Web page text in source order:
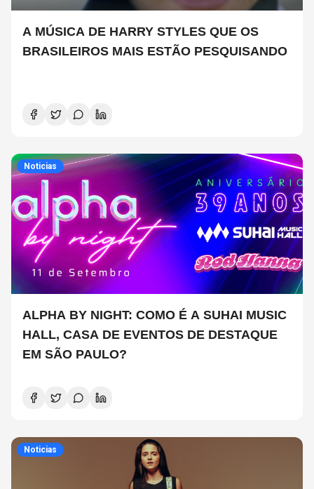
A MÚSICA DE HARRY STYLES QUE OS
BRASILEIROS MAIS ESTÃO PESQUISANDO
Noticias
ALPHA BY NIGHT: COMO É A SUHAI MUSIC
HALL, CASA DE EVENTOS DE DESTAQUE
EM SÃO PAULO?
Noticias